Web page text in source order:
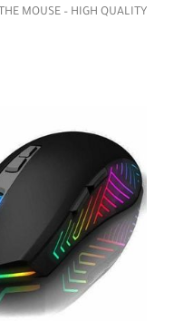
THE MOUSE – HIGH QUALITY